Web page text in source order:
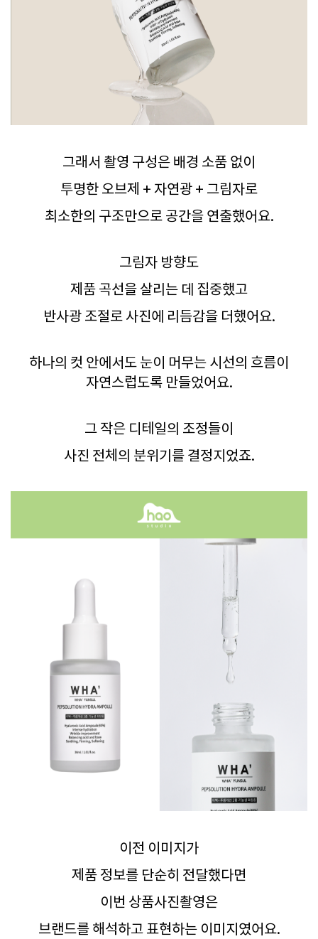
그래서 촬영 구성은 배경 소품 없이
투명한 오브제 + 자연광 + 그림자로
최소한의 구조만으로 공간을 연출했어요.
그림자 방향도
제품 곡선을 살리는 데 집중했고
반사광 조절로 사진에 리듬감을 더했어요.
하나의 컷 안에서도 눈이 머무는 시선의 흐름이
자연스럽도록 만들었어요.
그 작은 디테일의 조정들이
사진 전체의 분위기를 결정지었죠.
이전 이미지가
제품 정보를 단순히 전달했다면
이번 상품사진촬영은
브랜드를 해석하고 표현하는 이미지였어요.